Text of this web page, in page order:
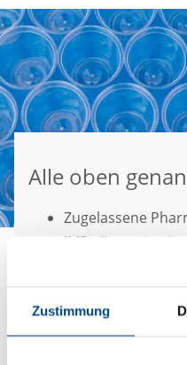
Zustimmung
Alle oben
Zugelassene
IMPs
Personalisierte
Therapeutic